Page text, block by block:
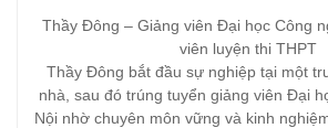
Thầy Đông – Giảng viên Đại học Công
viên luyện thi THPT
Thầy Đông bắt đầu sự nghiệp tại một
nhà, sau đó trúng tuyển giảng viên Đại
Nội nhờ chuyên môn vững và kinh